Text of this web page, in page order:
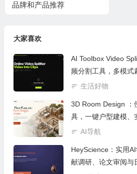
品牌和产品推荐
大家喜欢
AI Toolbox Video
频分割工具，多模式
私 生活好物
3D Room Design ：
具，一键户型建模、
设计AI导航
HeyScience：实用
献调研、论文审阅与